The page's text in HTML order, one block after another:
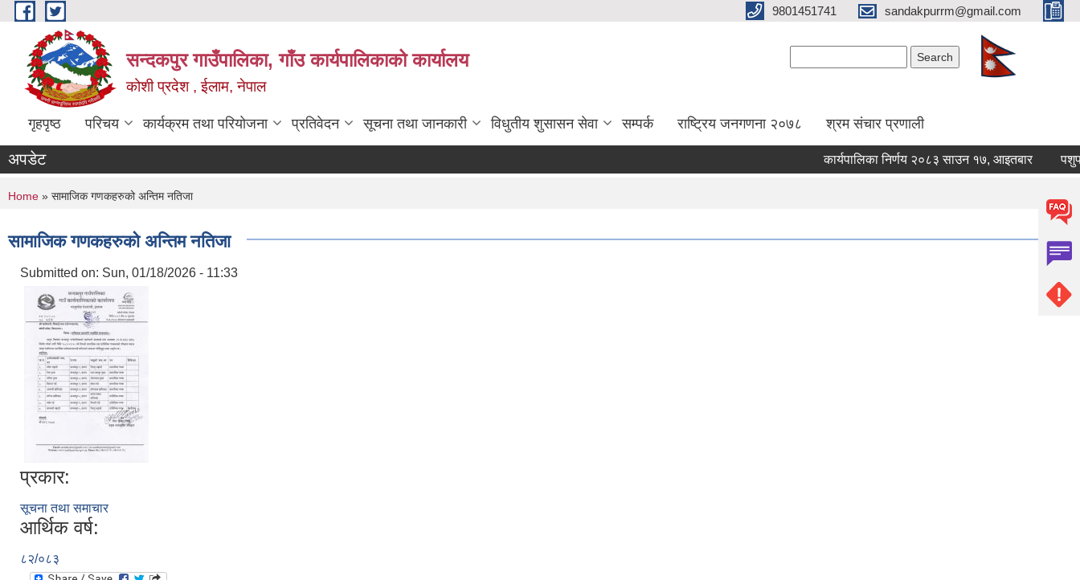
Skip to main content 9801451741 sandakpurrm@gmail.com
सन्दकपुर गाउँपालिका, गाँउ कार्यपालिकाको कार्यालय
कोशी प्रदेश , ईलाम, नेपाल
गृहपृष्ठ परिचय कार्यक्रम तथा परियोजना प्रतिवेदन सूचना तथा जानकारी विधुतीय शुसासन सेवा सम्पर्क राष्ट्रिय जनगणना २०७८ श्रम संचार प्रणाली
अपडेट कार्यपालिका निर्णय २०८३ साउन १७, आइतबार
You are here
Home » सामाजिक गणकहरुको अन्तिम नतिजा
सामाजिक गणकहरुको अन्तिम नतिजा
Submitted on: Sun, 01/18/2026 - 11:33
प्रकार:
सूचना तथा समाचार
आर्थिक वर्ष:
८२/०८३